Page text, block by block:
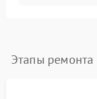
Этапы